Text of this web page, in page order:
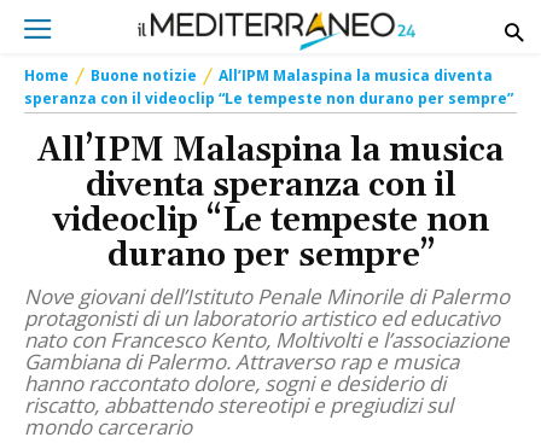
Home Buone notizie
All’IPM Malaspina la musica diventa
speranza con il videoclip “Le tempeste non durano per sempre”
All’IPM Malaspina la musica
diventa speranza con il
videoclip “Le tempeste non
durano per sempre”
Nove giovani dell’Istituto Penale Minorile di Palermo
protagonisti di un laboratorio artistico ed educativo
nato con Francesco Kento, Moltivolti e l’associazione
Gambiana di Palermo. Attraverso rap e musica
hanno raccontato dolore, sogni e desiderio di
riscatto, abbattendo stereotipi e pregiudizi sul
mondo carcerario